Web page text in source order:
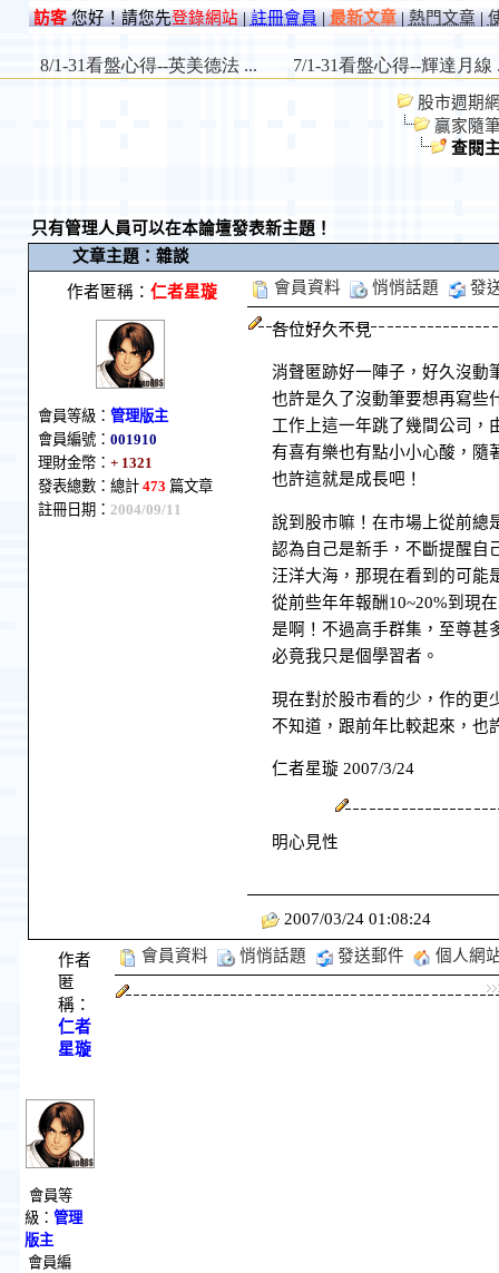
訪客您好！請您先登錄網站|註冊會員|最新文章|熱門文章|
股市週期
贏家隨
查閱
只有管理人員可以在本論壇發表新主題！
文章主題：雜談
作者匿稱： 仁者星璇
會員等級： 管理版主
會員編號： 001910
理財金幣： + 1321
發表總數：總計 473 篇文章
註冊日期： 2004/09/11
會員資料 悄悄話題 發
各位好久不見
消聲匿跡好一陣子，好久沒動
也許是久了沒動筆要想再寫些
工作上這一年跳了幾間公司，
有喜有樂也有點小小心酸，隨
也許這就是成長吧！
說到股市嘛！在市場上從前總
認為自己是新手，不斷提醒自
汪洋大海，那現在看到的可能
從前些年年報酬10~20%到現
是啊！不過高手群集，至尊甚
必竟我只是個學習者。
現在對於股市看的少，作的更
不知道，跟前年比較起來，也
仁者星璇 2007/3/24
明心見性
2007/03/24 01:08:24
作者
匿
稱：
仁者
星璇
會員等
級： 管理
版主
會員編
會員資料 悄悄話題 發送郵件 個人網